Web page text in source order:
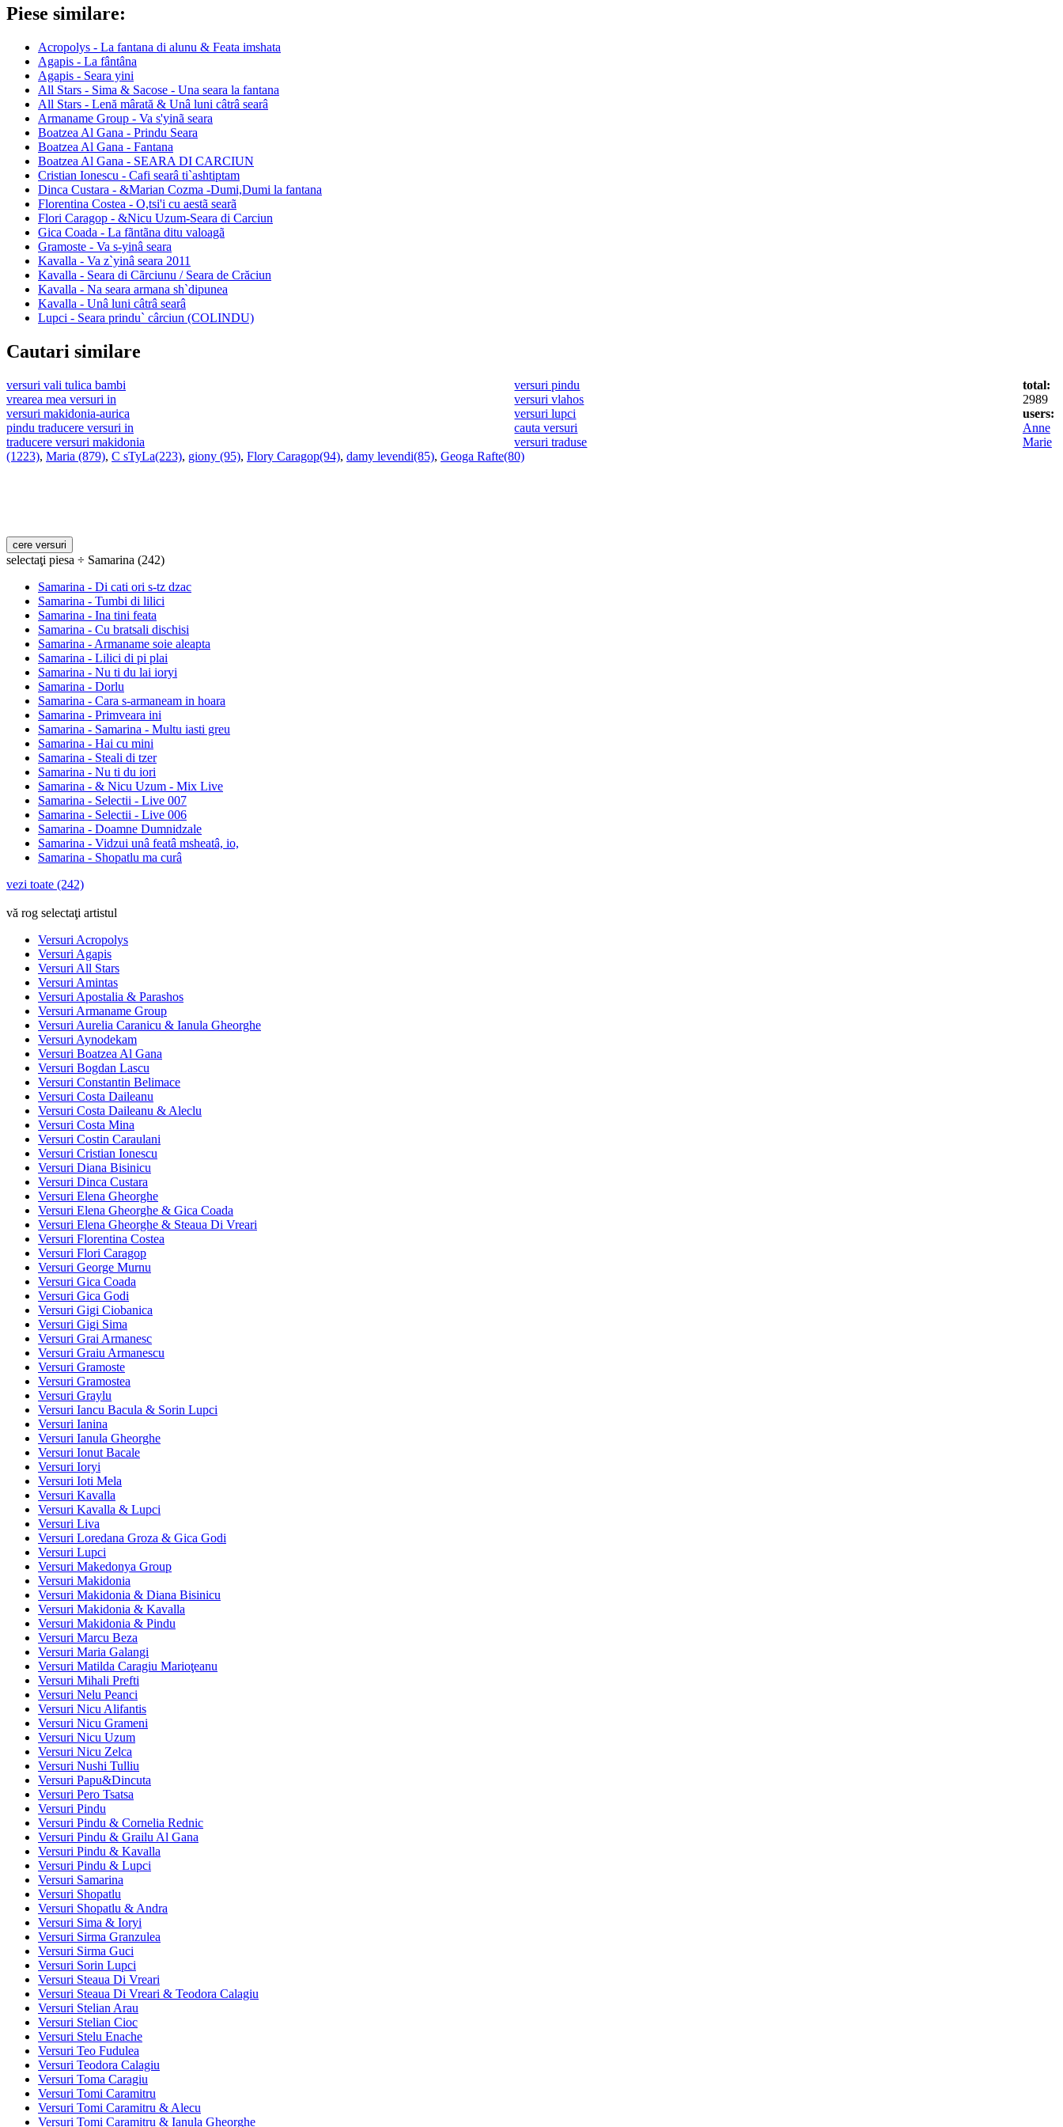
Piese similare:
Acropolys - La fantana di alunu & Feata imshata
Agapis - La fântâna
Agapis - Seara yini
All Stars - Sima & Sacose - Una seara la fantana
All Stars - Lenă mârată & Unâ luni câtrâ searâ
Armaname Group - Va s'yinã seara
Boatzea Al Gana - Prindu Seara
Boatzea Al Gana - Fantana
Boatzea Al Gana - SEARA DI CARCIUN
Cristian Ionescu - Cafi searâ ti`ashtiptam
Dinca Custara - &Marian Cozma -Dumi,Dumi la fantana
Florentina Costea - O,tsi'i cu aestã searã
Flori Caragop - &Nicu Uzum-Seara di Carciun
Gica Coada - La fãntãna ditu valoagã
Gramoste - Va s-yinâ seara
Kavalla - Va z`yinâ seara 2011
Kavalla - Seara di Cãrciunu / Seara de Crăciun
Kavalla - Na seara armana sh`dipunea
Kavalla - Unâ luni câtrâ searâ
Lupci - Seara prindu` cârciun (COLINDU)
Cautari similare
versuri vali tulica bambi
versuri pindu
vrearea mea versuri in
versuri vlahos
versuri makidonia-aurica
versuri lupci
pindu traducere versuri in
cauta versuri
traducere versuri makidonia
versuri traduse
total:
2989
users:
Anne
Marie
(1223), Maria (879), C sTyLa(223), giony (95), Flory Caragop(94), damy levendi(85), Geoga Rafte(80)
selectaţi piesa ÷ Samarina (242)
Samarina - Di cati ori s-tz dzac
Samarina - Tumbi di lilici
Samarina - Ina tini feata
Samarina - Cu bratsali dischisi
Samarina - Armaname soie aleapta
Samarina - Lilici di pi plai
Samarina - Nu ti du lai ioryi
Samarina - Dorlu
Samarina - Cara s-armaneam in hoara
Samarina - Primveara ini
Samarina - Samarina - Multu iasti greu
Samarina - Hai cu mini
Samarina - Steali di tzer
Samarina - Nu ti du iori
Samarina - & Nicu Uzum - Mix Live
Samarina - Selectii - Live 007
Samarina - Selectii - Live 006
Samarina - Doamne Dumnidzale
Samarina - Vidzui unâ featâ msheatâ, io,
Samarina - Shopatlu ma curâ
vezi toate (242)
vă rog selectaţi artistul
Versuri Acropolys
Versuri Agapis
Versuri All Stars
Versuri Amintas
Versuri Apostalia & Parashos
Versuri Armaname Group
Versuri Aurelia Caranicu & Ianula Gheorghe
Versuri Aynodekam
Versuri Boatzea Al Gana
Versuri Bogdan Lascu
Versuri Constantin Belimace
Versuri Costa Daileanu
Versuri Costa Daileanu & Aleclu
Versuri Costa Mina
Versuri Costin Caraulani
Versuri Cristian Ionescu
Versuri Diana Bisinicu
Versuri Dinca Custara
Versuri Elena Gheorghe
Versuri Elena Gheorghe & Gica Coada
Versuri Elena Gheorghe & Steaua Di Vreari
Versuri Florentina Costea
Versuri Flori Caragop
Versuri George Murnu
Versuri Gica Coada
Versuri Gica Godi
Versuri Gigi Ciobanica
Versuri Gigi Sima
Versuri Grai Armanesc
Versuri Graiu Armanescu
Versuri Gramoste
Versuri Gramostea
Versuri Graylu
Versuri Iancu Bacula & Sorin Lupci
Versuri Ianina
Versuri Ianula Gheorghe
Versuri Ionut Bacale
Versuri Ioryi
Versuri Ioti Mela
Versuri Kavalla
Versuri Kavalla & Lupci
Versuri Liva
Versuri Loredana Groza & Gica Godi
Versuri Lupci
Versuri Makedonya Group
Versuri Makidonia
Versuri Makidonia & Diana Bisinicu
Versuri Makidonia & Kavalla
Versuri Makidonia & Pindu
Versuri Marcu Beza
Versuri Maria Galangi
Versuri Matilda Caragiu Marioţeanu
Versuri Mihali Prefti
Versuri Nelu Peanci
Versuri Nicu Alifantis
Versuri Nicu Grameni
Versuri Nicu Uzum
Versuri Nicu Zelca
Versuri Nushi Tulliu
Versuri Papu&Dincuta
Versuri Pero Tsatsa
Versuri Pindu
Versuri Pindu & Cornelia Rednic
Versuri Pindu & Grailu Al Gana
Versuri Pindu & Kavalla
Versuri Pindu & Lupci
Versuri Samarina
Versuri Shopatlu
Versuri Shopatlu & Andra
Versuri Sima & Ioryi
Versuri Sirma Granzulea
Versuri Sirma Guci
Versuri Sorin Lupci
Versuri Steaua Di Vreari
Versuri Steaua Di Vreari & Teodora Calagiu
Versuri Stelian Arau
Versuri Stelian Cioc
Versuri Stelu Enache
Versuri Teo Fudulea
Versuri Teodora Calagiu
Versuri Toma Caragiu
Versuri Tomi Caramitru
Versuri Tomi Caramitru & Alecu
Versuri Tomi Caramitru & Ianula Gheorghe